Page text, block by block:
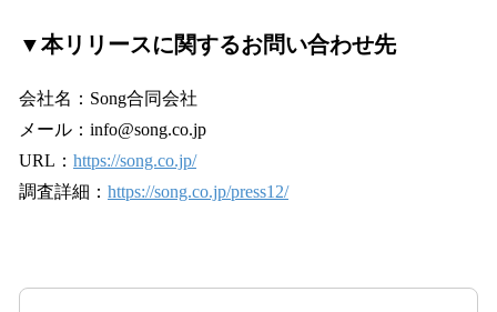
▼本リリースに関するお問い合わせ先
会社名：Song合同会社
メール：info@song.co.jp
URL： https://song.co.jp/
調査詳細： https://song.co.jp/press12/